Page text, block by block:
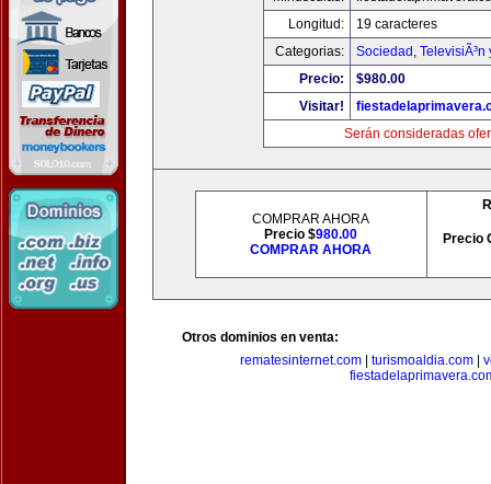
Longitud:
19 caracteres
Categorias:
Sociedad , TelevisiÃ³n
Precio:
$980.00
Visitar!
Serán consideradas
COMPRAR AHORA
Precio $980.00
COMPRAR AHORA
Precio
Otros dominios en venta:
rematesinternet.com| turismoaldia.com|